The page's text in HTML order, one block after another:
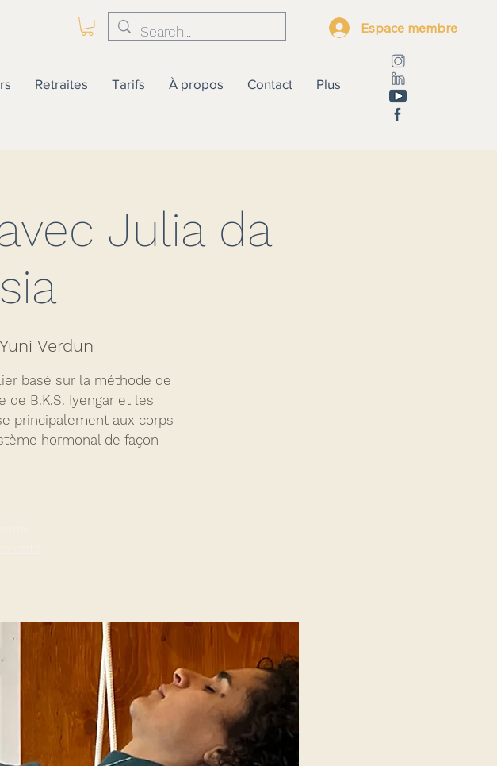
Retraites Tarifs À propos Contact Plus
Espace membre
Julia da
Verdun
basé sur la méthode de
de B.K.S. Iyengar et les
principalement aux corps
hormonal de façon